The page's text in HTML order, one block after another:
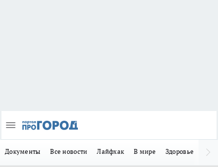
Документы Все новости Лайфхак В мире Здоровье